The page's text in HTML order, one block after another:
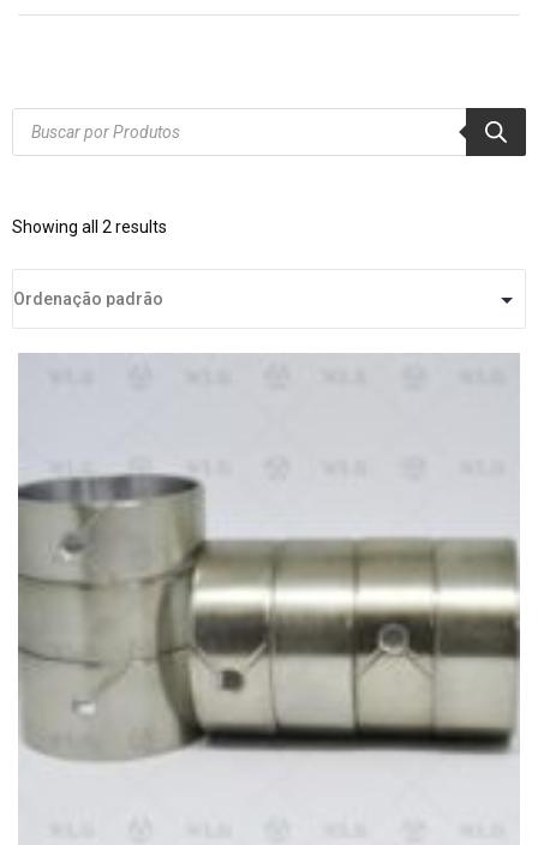
Zoomlion(84)
Products
search
Showing all 2 results